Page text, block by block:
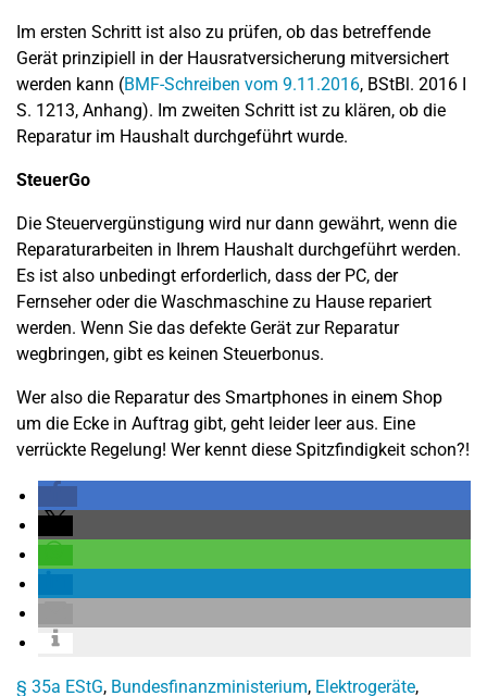
Im ersten Schritt ist also zu prüfen, ob das betreffende
Gerät prinzipiell in der Hausratversicherung mitversichert
werden kann (BMF-Schreiben vom 9.11.2016, BStBl. 2016 I
S. 1213, Anhang). Im zweiten Schritt ist zu klären, ob die
Reparatur im Haushalt durchgeführt wurde.
SteuerGo
Die Steuervergünstigung wird nur dann gewährt, wenn die
Reparaturarbeiten in Ihrem Haushalt durchgeführt werden.
Es ist also unbedingt erforderlich, dass der PC, der
Fernseher oder die Waschmaschine zu Hause repariert
werden. Wenn Sie das defekte Gerät zur Reparatur
wegbringen, gibt es keinen Steuerbonus.
Wer also die Reparatur des Smartphones in einem Shop
um die Ecke in Auftrag gibt, geht leider leer aus. Eine
verrückte Regelung! Wer kennt diese Spitzfindigkeit schon?!
§ 35a EStG, Bundesfinanzministerium, Elektrogeräte,